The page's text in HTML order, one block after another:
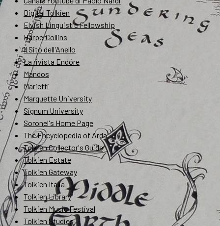
Digital Tolkien
Elvish Linguistic Fellowship
HarperCollins
Il Sito dell'Anello
La rivista Endóre
Mandos
Marietti
Marquette University
Signum University
Soronel's Home Page
The Encyclopedia of Arda
Tolkien Collector's Guide
Tolkien Estate
Tolkien Gateway
Tolkien Italia
Tolkien Library
Tolkien Music Festival
Tolkien Studies